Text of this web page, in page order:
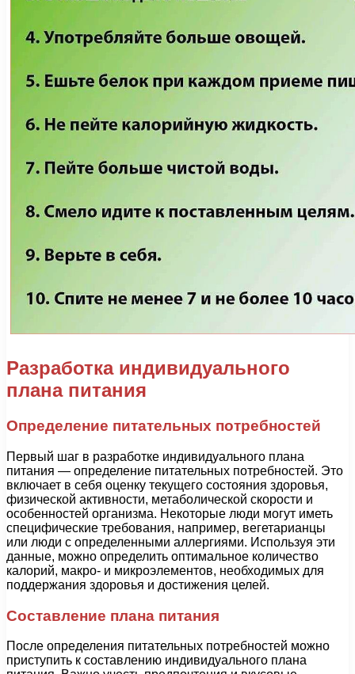
Разработка индивидуального
плана питания
Определение питательных потребностей
Первый шаг в разработке индивидуального плана
питания — определение питательных потребностей. Это
включает в себя оценку текущего состояния здоровья,
физической активности, метаболической скорости и
особенностей организма. Некоторые люди могут иметь
специфические требования, например, вегетарианцы
или люди с определенными аллергиями. Используя эти
данные, можно определить оптимальное количество
калорий, макро- и микроэлементов, необходимых для
поддержания здоровья и достижения целей.
Составление плана питания
После определения питательных потребностей можно
приступить к составлению индивидуального плана